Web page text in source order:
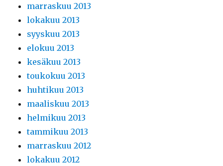
marraskuu 2013
lokakuu 2013
syyskuu 2013
elokuu 2013
kesäkuu 2013
toukokuu 2013
huhtikuu 2013
maaliskuu 2013
helmikuu 2013
tammikuu 2013
marraskuu 2012
lokakuu 2012